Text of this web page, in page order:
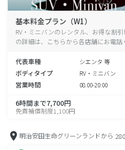
基本料金プラン（W1）
RV・ミニバンのレンタル、お得な割
の詳細は、こちらから各店舗にお電話
代表車種 シエンタ 等
ボディタイプ RV・ミニバン
営業時間 08:00-20:00
6時間まで7,700円
免責補償制度1,100円
明治安田生命グリーンランドから